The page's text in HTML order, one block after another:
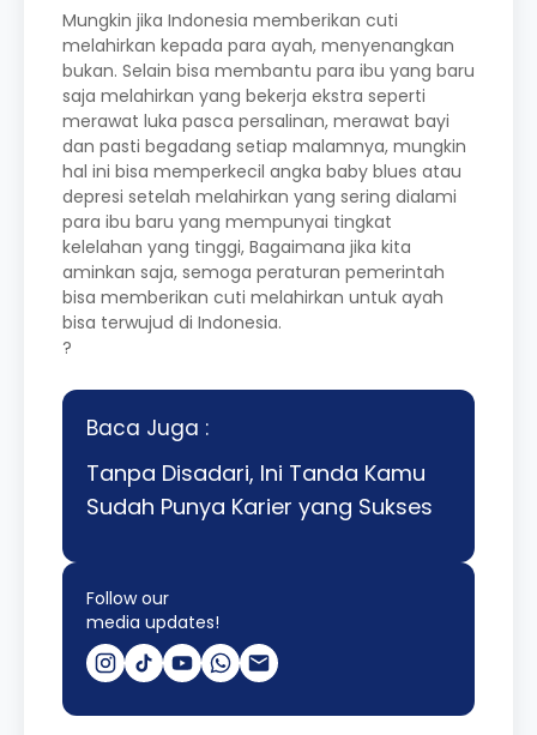
Mungkin jika Indonesia memberikan cuti
melahirkan kepada para ayah, menyenangkan
bukan. Selain bisa membantu para ibu yang baru
saja melahirkan yang bekerja ekstra seperti
merawat luka pasca persalinan, merawat bayi
dan pasti begadang setiap malamnya, mungkin
hal ini bisa memperkecil angka baby blues atau
depresi setelah melahirkan yang sering dialami
para ibu baru yang mempunyai tingkat
kelelahan yang tinggi, Bagaimana jika kita
aminkan saja, semoga peraturan pemerintah
bisa memberikan cuti melahirkan untuk ayah
bisa terwujud di Indonesia.
?
Baca Juga :
Tanpa Disadari, Ini Tanda Kamu
Sudah Punya Karier yang Sukses
Follow our
media updates!